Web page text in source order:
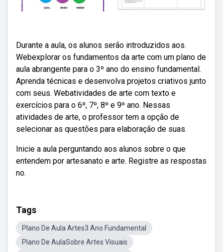
Durante a aula, os alunos serão introduzidos aos.
Webexplorar os fundamentos da arte com um plano de
aula abrangente para o 3º ano do ensino fundamental.
Aprenda técnicas e desenvolva projetos criativos junto
com seus. Webatividades de arte com texto e
exercícios para o 6º, 7º, 8º e 9º ano. Nessas
atividades de arte, o professor tem a opção de
selecionar as questões para elaboração de suas.
Inicie a aula perguntando aos alunos sobre o que
entendem por artesanato e arte. Registre as respostas
no.
Tags
Plano De Aula Artes3 Ano Fundamental
Plano De AulaSobre Artes Visuais